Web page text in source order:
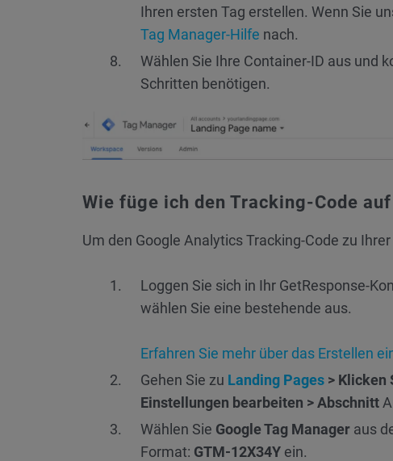
Ihren ersten Tag erstellen. Wenn Sie
Tag Manager-Hilfe nach.
Wählen Sie Ihre Container-ID aus und
Schritten benötigen.
Wie füge ich den Tracking-Code
Um den Google Analytics Tracking-Code zu
Loggen Sie sich in Ihr GetResponse-
wählen Sie eine bestehende aus.
Erfahren Sie mehr über das Erstellen
Gehen Sie zu Landing Pages > Klicken
Einstellungen bearbeiten > Abschnitt
Wählen Sie Google Tag Manager aus
Format: GTM-12X34Y ein.